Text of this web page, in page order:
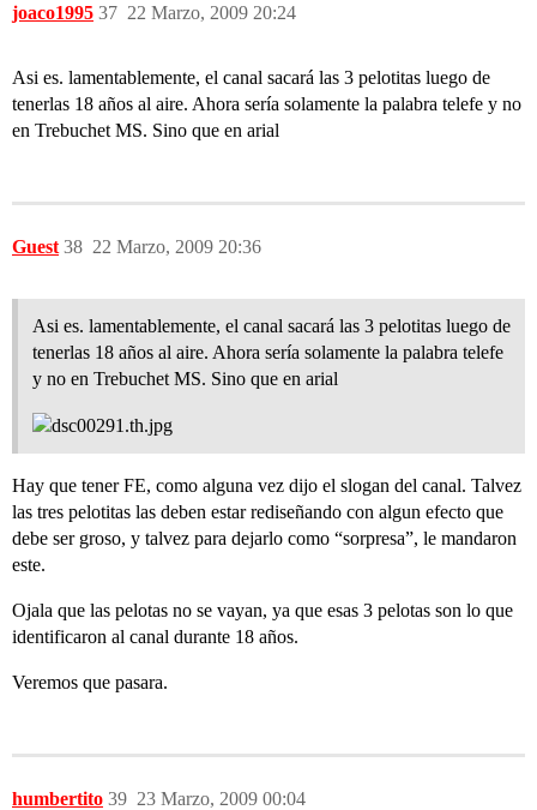
joaco1995 22 Marzo, 2009 20:24
37
Asi es. lamentablemente, el canal sacará las 3 pelotitas luego de
tenerlas 18 años al aire. Ahora sería solamente la palabra telefe y no
en Trebuchet MS. Sino que en arial
Guest 22 Marzo, 2009 20:36
38
Asi es. lamentablemente, el canal sacará las 3 pelotitas luego de
tenerlas 18 años al aire. Ahora sería solamente la palabra telefe
y no en Trebuchet MS. Sino que en arial
Hay que tener FE, como alguna vez dijo el slogan del canal. Talvez
las tres pelotitas las deben estar rediseñando con algun efecto que
debe ser groso, y talvez para dejarlo como “sorpresa”, le mandaron
este.
Ojala que las pelotas no se vayan, ya que esas 3 pelotas son lo que
identificaron al canal durante 18 años.
Veremos que pasara.
humbertito 23 Marzo, 2009 00:04
39